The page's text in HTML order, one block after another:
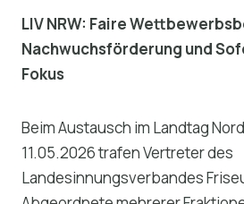
LIV NRW: Faire
Nachwuchsförderung und
Fokus
Beim Austausch im Landtag
11.05.2026 trafen Vertreter des
Landesinnungsverbandes